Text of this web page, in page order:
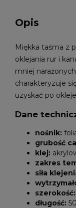
Opis
Miękka taśma z
oklejania rur i
mniej
charakteryzuje
uzyskać po
Dane
nośnik:
grubość
klej:
zakres
siła
szerokość:
długość: